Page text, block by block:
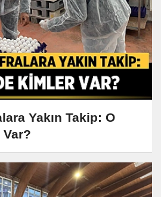
Yakın Takip: O